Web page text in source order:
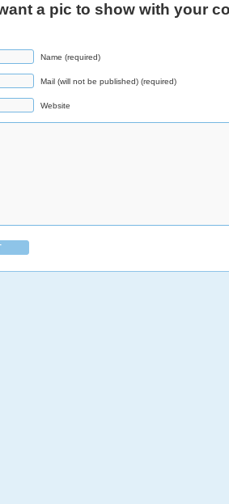
a pic to show with your
Name (required)
Mail (will not be published) (required)
Website